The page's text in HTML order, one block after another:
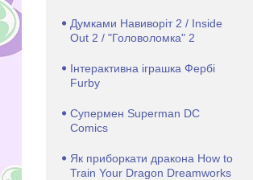
Думками Навиворіт 2 / Inside
Out 2 / "Головоломка" 2
Інтерактивна іграшка Фербі
Furby
Супермен Superman DC
Comics
Як приборкати дракона How to
Train Your Dragon Dreamworks